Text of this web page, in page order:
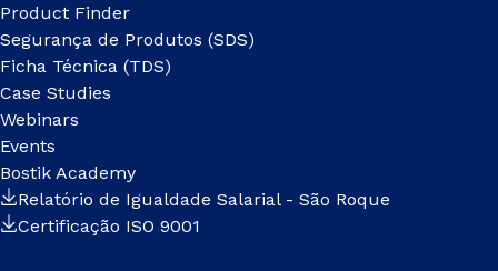
Product Finder
Segurança de Produtos (SDS)
Ficha Técnica (TDS)
Case Studies
Webinars
Events
Bostik Academy
Relatório de Igualdade Salarial - São Roque
Certificação ISO 9001